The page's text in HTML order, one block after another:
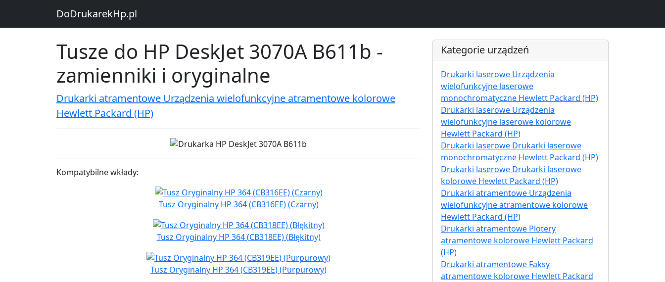
DoDrukarekHp.pl
Tusze do HP DeskJet 3070A B611b -
zamienniki i oryginalne
Drukarki atramentowe Urządzenia wielofunkcyjne atramentowe kolorowe
Hewlett Packard (HP)
Kompatybilne wkłady:
Tusz Oryginalny HP 364 (CB316EE) (Czarny)
Tusz Oryginalny HP 364 (CB318EE) (Błękitny)
Tusz Oryginalny HP 364 (CB319EE) (Purpurowy)
Kategorie urządzeń
Drukarki laserowe Urządzenia
wielofunkcyjne laserowe
monochromatyczne Hewlett Packard (HP)
Drukarki laserowe Urządzenia
wielofunkcyjne laserowe kolorowe
Hewlett Packard (HP)
Drukarki laserowe Drukarki laserowe
monochromatyczne Hewlett Packard (HP)
Drukarki laserowe Drukarki laserowe
kolorowe Hewlett Packard (HP)
Drukarki atramentowe Urządzenia
wielofunkcyjne atramentowe kolorowe
Hewlett Packard (HP)
Drukarki atramentowe Plotery
atramentowe kolorowe Hewlett Packard
(HP)
Drukarki atramentowe Faksy
atramentowe kolorowe Hewlett Packard